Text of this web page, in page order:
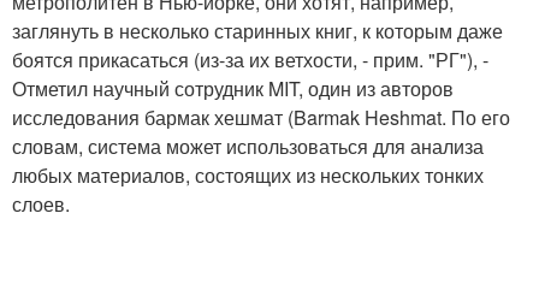
заглянуть в несколько старинных книг, к которым даже
боятся прикасаться (из-за их ветхости, - прим. "РГ"), -
Отметил научный сотрудник MIT, один из авторов
исследования бармак хешмат (Barmak Heshmat. По его
словам, система может использоваться для анализа
любых материалов, состоящих из нескольких тонких
слоев.